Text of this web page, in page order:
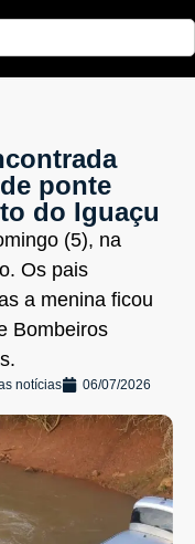
ponte
do Iguaçu
(5), na
Os pais
a menina ficou
Bombeiros
notícias
06/07/2026